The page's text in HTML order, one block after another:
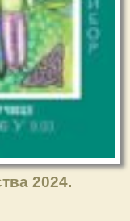
2024.